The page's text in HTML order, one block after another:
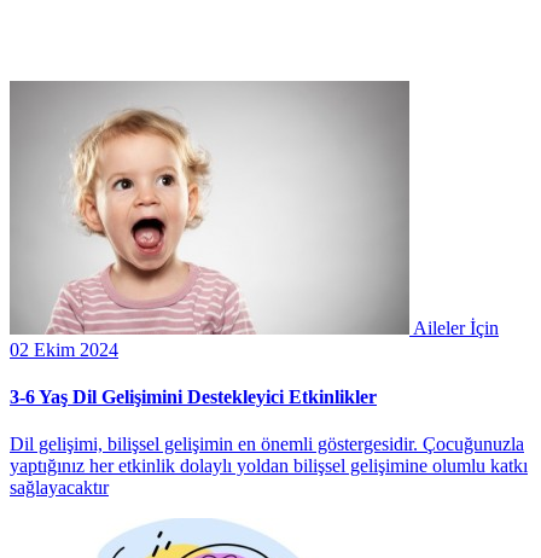
Aileler İçin
02 Ekim 2024
3-6 Yaş Dil Gelişimini Destekleyici Etkinlikler
Dil gelişimi, bilişsel gelişimin en önemli göstergesidir. Çocuğunuzla
yaptığınız her etkinlik dolaylı yoldan bilişsel gelişimine olumlu katkı
sağlayacaktır